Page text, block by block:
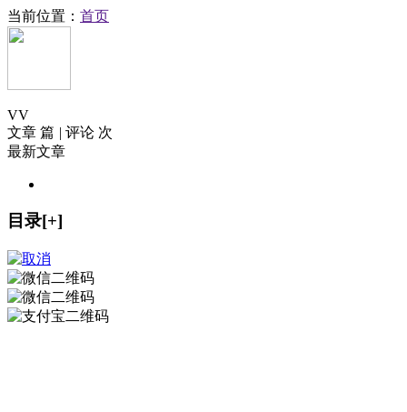
当前位置： 首页
VV
文章 篇 | 评论 次
最新文章
目录[+]